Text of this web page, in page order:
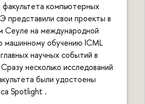
компьютерных
свои проекты в
Сеуле на международной
машинному обучению ICML
научных событий в
несколько исследований
были удостоены
Spotlight .